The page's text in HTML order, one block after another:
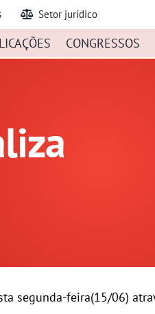
Setor jurídico
CONGRESSOS
segunda-feira(15/06)